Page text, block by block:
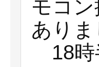
モコ
ありま
18時